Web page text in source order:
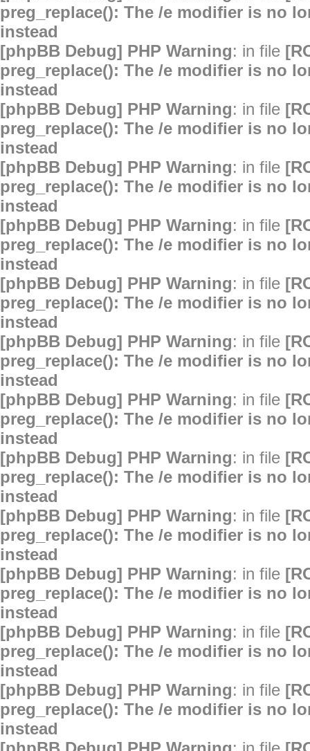
preg_replace(): The /e modifier is no
instead
[phpBB Debug] PHP Warning: in file
preg_replace(): The /e modifier is no
instead
[phpBB Debug] PHP Warning: in file
preg_replace(): The /e modifier is no
instead
[phpBB Debug] PHP Warning: in file
preg_replace(): The /e modifier is no
instead
[phpBB Debug] PHP Warning: in file
preg_replace(): The /e modifier is no
instead
[phpBB Debug] PHP Warning: in file
preg_replace(): The /e modifier is no
instead
[phpBB Debug] PHP Warning: in file
preg_replace(): The /e modifier is no
instead
[phpBB Debug] PHP Warning: in file
preg_replace(): The /e modifier is no
instead
[phpBB Debug] PHP Warning: in file
preg_replace(): The /e modifier is no
instead
[phpBB Debug] PHP Warning: in file
preg_replace(): The /e modifier is no
instead
[phpBB Debug] PHP Warning: in file
preg_replace(): The /e modifier is no
instead
[phpBB Debug] PHP Warning: in file
preg_replace(): The /e modifier is no
instead
[phpBB Debug] PHP Warning: in file
preg_replace(): The /e modifier is no
instead